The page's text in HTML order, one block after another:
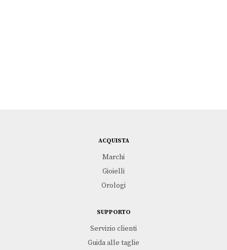
ACQUISTA
Marchi
Gioielli
Orologi
SUPPORTO
Servizio clienti
Guida alle taglie